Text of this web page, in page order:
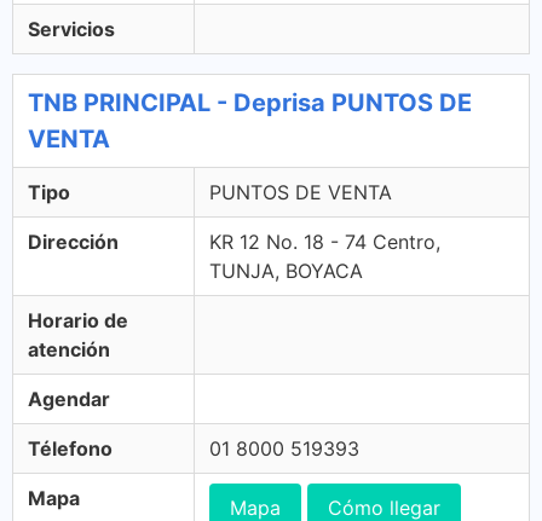
Servicios
TNB PRINCIPAL - Deprisa PUNTOS DE
VENTA
Tipo PUNTOS DE VENTA
Dirección
KR 12 No. 18 - 74 Centro,
TUNJA, BOYACA
Horario de
atención
Agendar
Télefono 01 8000 519393
Mapa Mapa Cómo llegar